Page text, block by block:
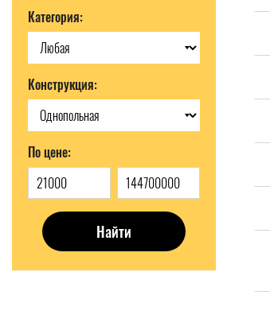
Категория:
Конструкция:
По цене:
Найти